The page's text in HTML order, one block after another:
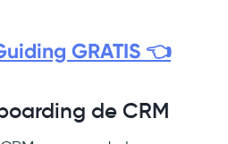
GRATIS 👈
de CRM